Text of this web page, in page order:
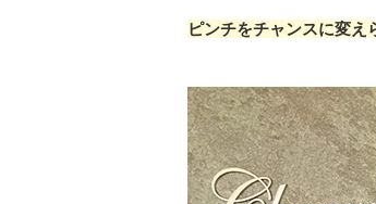
ピンチをチャンスに変え